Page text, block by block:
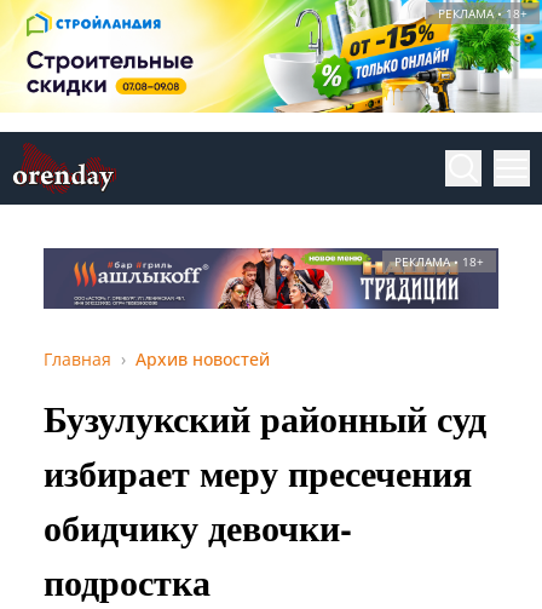
РЕКЛАМА • 18+
РЕКЛАМА • 18+
Главная Архив новостей
Бузулукский районный суд
избирает меру пресечения
обидчику девочки-
подростка